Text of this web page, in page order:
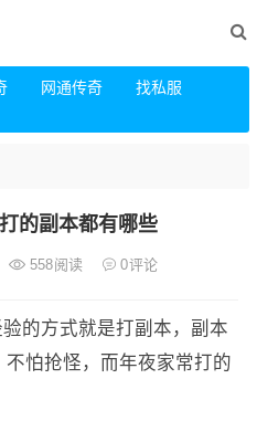
网通传奇
找私服
的副本都有哪些
558阅读 0评论
的方式就是打副本，副本
怕抢怪，而年夜家常打的